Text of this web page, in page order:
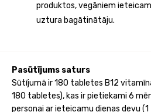
produktos, vegāniem
uztura bagātinātāju.
Pasūtījums saturs
Sūtījumā ir 180 tabletes B12
180 tabletes), kas ir pietiekami 6
personai ar ieteicamu dienas devu